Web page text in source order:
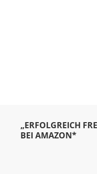
„ERFOLGREICH
BEI AMAZON*